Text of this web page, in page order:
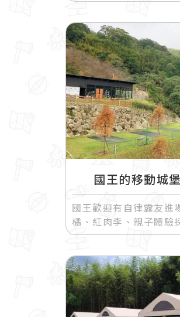
國王的移動城
國王歡迎有自律露友進
橘、紅肉李、親子體驗